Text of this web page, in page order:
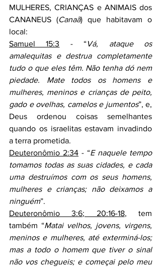
MULHERES, CRIANÇAS e ANIMAIS dos
CANANEUS (Canaã) que habitavam o
local:
Samuel 15:3 - “Vá, ataque os
amalequitas e destrua completamente
tudo o que eles têm. Não tenha dó nem
piedade. Mate todos os homens e
mulheres, meninos e crianças de peito,
gado e ovelhas, camelos e jumentos”, e,
Deus ordenou coisas semelhantes
quando os israelitas estavam invadindo
a terra prometida.
Deuteronômio 2:34 - “E naquele tempo
tomamos todas as suas cidades, e cada
uma destruímos com os seus homens,
mulheres e crianças; não deixamos a
ninguém”.
Deuteronômio 3:6; 20:16-18, tem
também “Matai velhos, jovens, virgens,
meninos e mulheres, até exterminá-los;
mas a todo o homem que tiver o sinal
não vos chegueis; e começai pelo meu